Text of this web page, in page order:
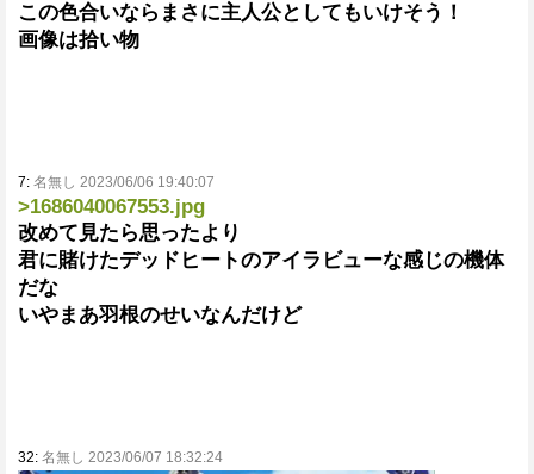
この色合いならまさに主人公としてもいけそう！
画像は拾い物
7: 名無し 2023/06/06 19:40:07
>1686040067553.jpg
改めて見たら思ったより
君に賭けたデッドヒートのアイラビューな感じの機体
だな
いやまあ羽根のせいなんだけど
32: 名無し 2023/06/07 18:32:24